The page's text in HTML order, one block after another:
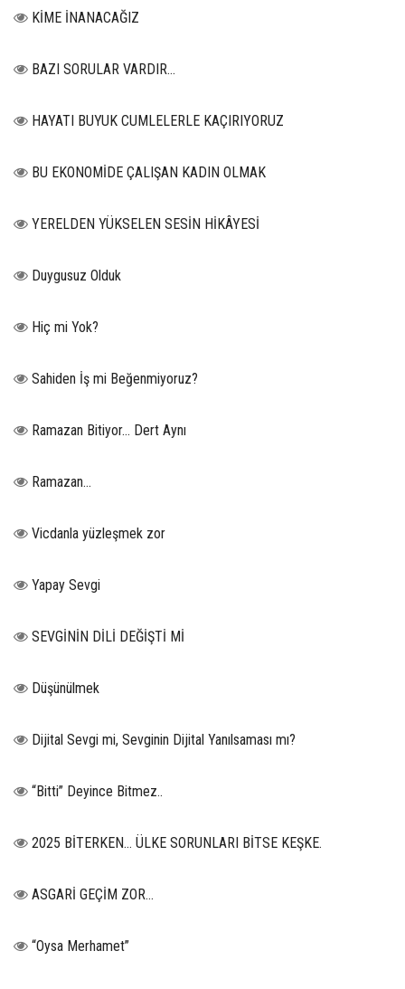
KİME İNANACAĞIZ
BAZI SORULAR VARDIR…
HAYATI BUYUK CUMLELERLE KAÇIRIYORUZ
BU EKONOMİDE ÇALIŞAN KADIN OLMAK
YERELDEN YÜKSELEN SESİN HİKÂYESİ
Duygusuz Olduk
Hiç mi Yok?
Sahiden İş mi Beğenmiyoruz?
Ramazan Bitiyor… Dert Aynı
Ramazan…
Vicdanla yüzleşmek zor
Yapay Sevgi
SEVGİNİN DİLİ DEĞİŞTİ Mİ
Düşünülmek
Dijital Sevgi mi, Sevginin Dijital Yanılsaması mı?
“Bitti” Deyince Bitmez..
2025 BİTERKEN… ÜLKE SORUNLARI BİTSE KEŞKE.
ASGARİ GEÇİM ZOR…
“Oysa Merhamet”